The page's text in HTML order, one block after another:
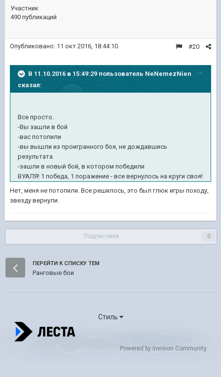
Участник
490 публикаций
#20
Опубликовано: 11 окт 2016, 18:44:10
В 11.10.2016 в 15:49:29 пользователь NeNemezNien
сказал:
Все просто.
-Вы зашли в бой
-вас потопили
-вы вышли из проигранного боя, не дождавшись
результата
-зашли в новый бой, в котором победили
ВУАЛЯ! 1 победа, 1 поражение - все вернулось на круги своя!
Нет, меня не потопили. Все решилось, это был глюк игры походу,
звезду вернули.
Подписчики 0
ПЕРЕЙТИ К СПИСКУ ТЕМ
Ранговые бои
Стиль
Powered by Invision Community